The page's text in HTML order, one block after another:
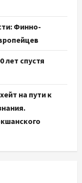
Финно-
лет спустя
на пути к